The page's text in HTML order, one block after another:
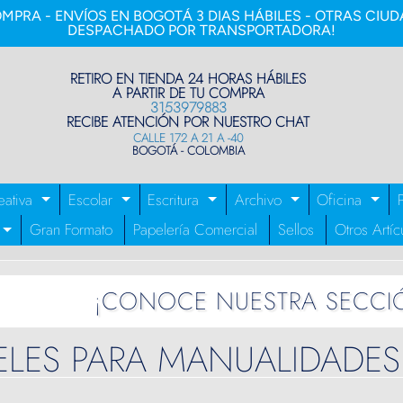
- ENVÍOS EN BOGOTÁ 3 DIAS HÁBILES - OTRAS
DESPACHADO POR TRANSPORTADORA!
RETIRO EN TIENDA 24 HORAS HÁBILES
A PARTIR DE TU COMPRA
3153979883
RECIBE ATENCIÓN POR NUESTRO CHAT
CALLE 172 A 21 A -40
BOGOTÁ - COLOMBIA
EXPAND
CHILD
MENU
Escolar EXPAND
CHILD
MENU
Escritura EXPAND
CHILD
MENU
Archivo EXPAND
CHILD
MENU
Oficina
EXPAND
CHILD
MENU
Gran Formato Papelería Comercial Sellos Otros
¡CONOCE NUESTRA
PARA MANUALIDADES